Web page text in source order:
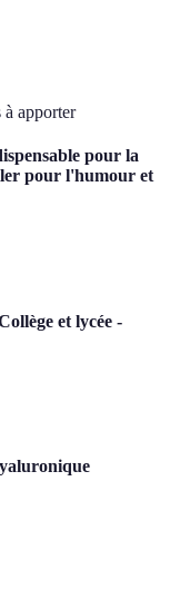
apporter
pour la
pour l'humour et
et lycée -